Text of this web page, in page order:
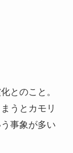
とのこと。
うとカモリ
事象が多い